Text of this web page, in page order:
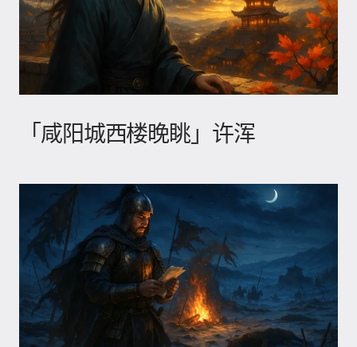
「咸阳城西楼晚眺」许浑